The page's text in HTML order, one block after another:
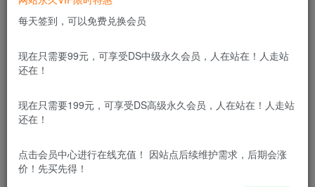
件”小风车”，它可以让你的任何视频做成动态壁纸，今天就
小风车（Windows）
“小风车”是一款超级迷你的动态壁纸软件，主软件压缩
后只有14mb，占用内存在1%-3%，这可能是互联网上最小
每天签到，可以免费兑换会员
现在只需要99元，可享受DS中级永久会员，人在站在！人走站
还在！
现在只需要199元，可享受DS高级永久会员，人在站在！人走站
还在！
点击会员中心进行在线充值！ 因站点后续维护需求，后期会涨
价！先买先得！